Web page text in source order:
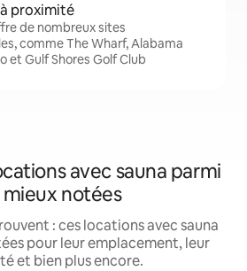
proximité
de nombreux sites
comme The Wharf, Alabama
et Gulf Shores Golf Club
avec sauna parmi
mieux notées
: ces locations avec sauna
pour leur emplacement, leur
et bien plus encore.